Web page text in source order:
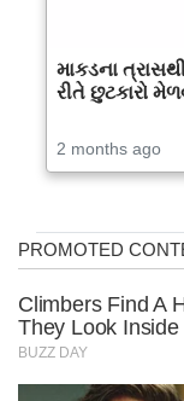
માકડના
રીતે છુટકારો
2 months ago